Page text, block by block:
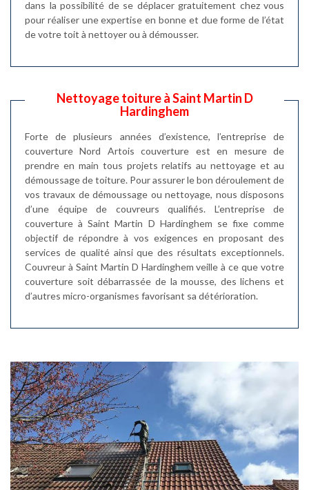
dans la possibilité de se déplacer gratuitement chez vous
pour réaliser une expertise en bonne et due forme de l’état
de votre toit à nettoyer ou à démousser.
Nettoyage toiture à Saint Martin D
Hardinghem
Forte de plusieurs années d’existence, l’entreprise de
couverture Nord Artois couverture est en mesure de
prendre en main tous projets relatifs au nettoyage et au
démoussage de toiture. Pour assurer le bon déroulement de
vos travaux de démoussage ou nettoyage, nous disposons
d’une équipe de couvreurs qualifiés. L’entreprise de
couverture à Saint Martin D Hardinghem se fixe comme
objectif de répondre à vos exigences en proposant des
services de qualité ainsi que des résultats exceptionnels.
Couvreur à Saint Martin D Hardinghem veille à ce que votre
couverture soit débarrassée de la mousse, des lichens et
d’autres micro-organismes favorisant sa détérioration.